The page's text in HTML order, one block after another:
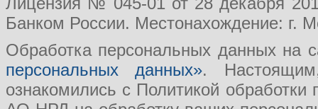
Банком России. Местонахождение: г.
Обработка персональных данных на
персональных данных».
ознакомились с Политикой